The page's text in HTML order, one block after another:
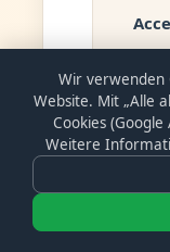
4.
Wir verwenden
Website. Mit „Alle
Cookies
Weitere